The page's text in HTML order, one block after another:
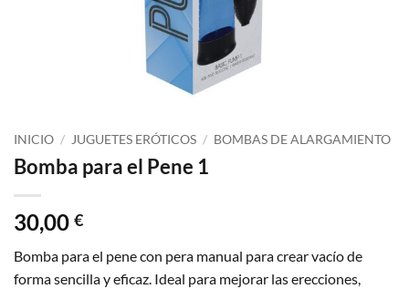
INICIO / JUGUETES ERÓTICOS / BOMBAS DE ALARGAMIENTO
Bomba para el Pene 1
30,00 €
Bomba para el pene con pera manual para crear vacío de
forma sencilla y eficaz. Ideal para mejorar las erecciones,